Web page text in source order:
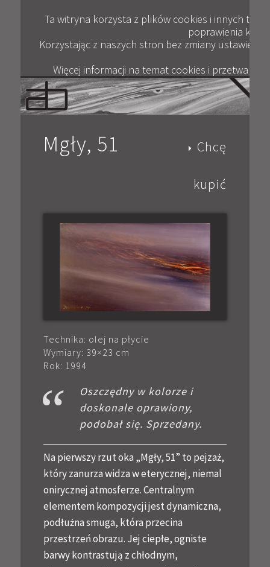
Ta witryna korzysta z plików cookies i innych
poprawienia
Korzystając z naszych stron bez zmiany ustawień
Więcej informacji na temat cookies i
Mgły, 51 Chcę
kupić
Technika: olej na płycie
Wymiary: 39×23 cm
Rok: 1994
Oszczędny w kolorze i
doskonale oprawiony,
podobał się. Sprzedany.
Na pierwszy rzut oka „Mgły, 51” to pejzaż,
który zanurza widza w eterycznej, niemal
onirycznej atmosferze. Centralnym
elementem kompozycji jest dynamiczna,
podłużna smuga, która przecina
przestrzeń obrazu. Jej ciepłe, ogniste
barwy kontrastują z chłodnym,